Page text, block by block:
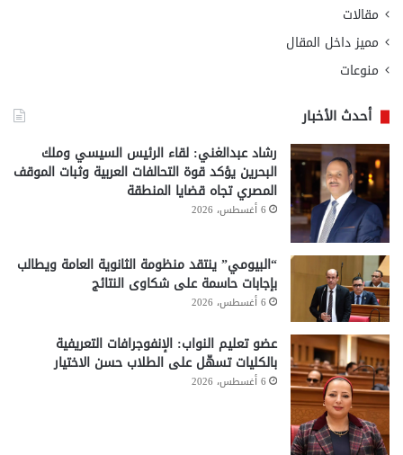
مقالات
مميز داخل المقال
منوعات
أحدث الأخبار
رشاد عبدالغني: لقاء الرئيس السيسي وملك
البحرين يؤكد قوة التحالفات العربية وثبات الموقف
المصري تجاه قضايا المنطقة
6 أغسطس، 2026
“البيومي” ينتقد منظومة الثانوية العامة ويطالب
بإجابات حاسمة على شكاوى النتائج
6 أغسطس، 2026
عضو تعليم النواب: الإنفوجرافات التعريفية
بالكليات تسهّل على الطلاب حسن الاختيار
6 أغسطس، 2026